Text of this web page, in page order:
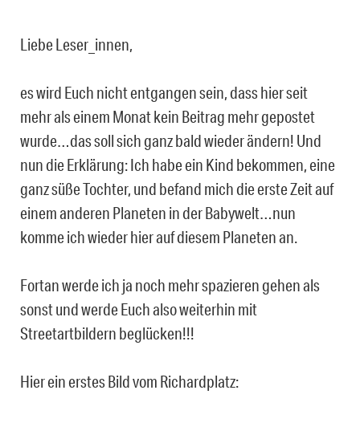
Liebe Leser_innen,
es wird Euch nicht entgangen sein, dass hier seit
mehr als einem Monat kein Beitrag mehr gepostet
wurde…das soll sich ganz bald wieder ändern! Und
nun die Erklärung: Ich habe ein Kind bekommen, eine
ganz süße Tochter, und befand mich die erste Zeit auf
einem anderen Planeten in der Babywelt…nun
komme ich wieder hier auf diesem Planeten an.
Fortan werde ich ja noch mehr spazieren gehen als
sonst und werde Euch also weiterhin mit
Streetartbildern beglücken!!!
Hier ein erstes Bild vom Richardplatz: